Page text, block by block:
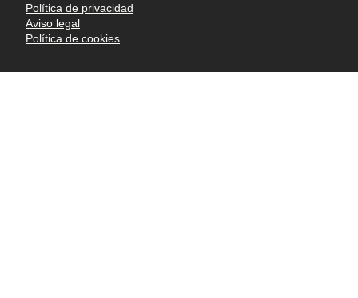
Política de privacidad
Aviso legal
Política de cookies